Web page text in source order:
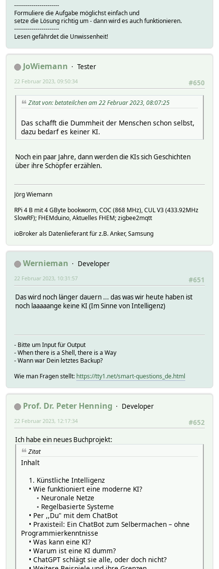
-----------------------
Formuliere die Aufgabe möglichst einfach und
setze die Lösung richtig um - dann wird es auch funktionieren.
-----------------------
Lesen gefährdet die Unwissenheit!
JoWiemann
Tester
#650
22 Februar 2023, 09:50:34
Zitat von: betateilchen am 22 Februar 2023, 08:07:25
Das schafft die Dummheit der Menschen schon selbst,
dazu bedarf es keiner KI.
Noch ein paar Jahre, dann werden die KIs sich Geschichten
über ihre Schöpfer erzählen.
Jörg Wiemann
RPi 4 B mit 4 GByte bookworm, COC (868 MHz), CUL V3 (433.92MHz
SlowRF); FHEMduino, Aktuelles FHEM; zigbee2mqtt
ioBroker als Datenlieferant für z.B. Anker, Samsung
Wernieman
Developer
#651
22 Februar 2023, 10:31:57
Das wird noch länger dauern ... das was wir heute haben ist
noch laaaaange keine KI (Im Sinne von Intelligenz)
- Bitte um Input für Output
- When there is a Shell, there is a Way
- Wann war Dein letztes Backup?
Wie man Fragen stellt: https://tty1.net/smart-questions_de.html
Prof. Dr. Peter Henning
Developer
#652
22 Februar 2023, 12:17:34
Ich habe ein neues Buchprojekt:
Zitat
Inhalt
1. Künstliche Intelligenz
• Wie funktioniert eine moderne KI?
◦ Neuronale Netze
◦ Regelbasierte Systeme
• Per ,,Du" mit dem ChatBot
• Praxisteil: Ein ChatBot zum Selbermachen – ohne
Programmierkenntnisse
• Was kann eine KI?
• Warum ist eine KI dumm?
• ChatGPT schlägt sie alle, oder doch nicht?